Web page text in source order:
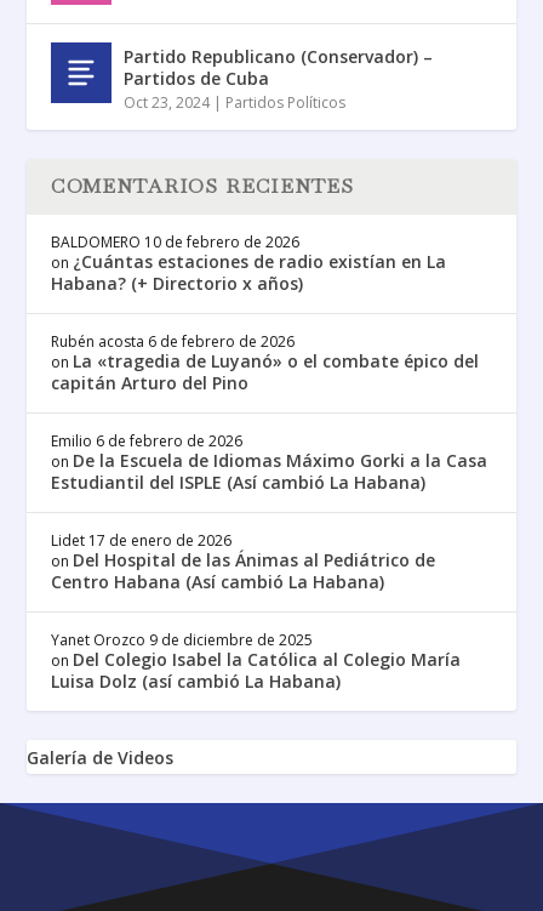
Partido Republicano (Conservador) –
Partidos de Cuba
Oct 23, 2024| Partidos Políticos
COMENTARIOS RECIENTES
BALDOMERO 10 de febrero de 2026
on ¿Cuántas estaciones de radio existían en La
Habana? (+ Directorio x años)
Rubén acosta 6 de febrero de 2026
on La «tragedia de Luyanó» o el combate épico del
capitán Arturo del Pino
Emilio 6 de febrero de 2026
on De la Escuela de Idiomas Máximo Gorki a la Casa
Estudiantil del ISPLE (Así cambió La Habana)
Lidet 17 de enero de 2026
on Del Hospital de las Ánimas al Pediátrico de
Centro Habana (Así cambió La Habana)
Yanet Orozco 9 de diciembre de 2025
on Del Colegio Isabel la Católica al Colegio María
Luisa Dolz (así cambió La Habana)
Galería de Videos